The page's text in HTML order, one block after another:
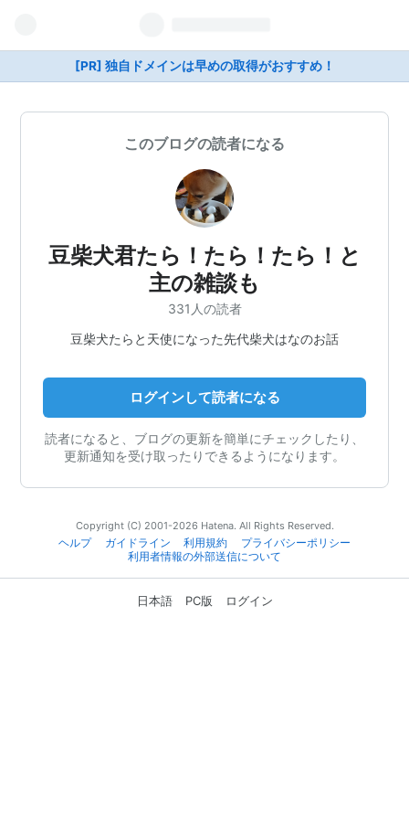
[PR] 独自ドメインは早めの取得がおすすめ！
このブログの読者になる
豆柴犬君たら！たら！たら！と
主の雑談も
331人の読者
豆柴犬たらと天使になった先代柴犬はなのお話
ログインして読者になる
読者になると、ブログの更新を簡単にチェックしたり、
更新通知を受け取ったりできるようになります。
Copyright (C) 2001-2026 Hatena. All Rights Reserved.
ヘルプ
ガイドライン 利用規約
プライバシーポリシー
利用者情報の外部送信について
日本語 PC版 ログイン